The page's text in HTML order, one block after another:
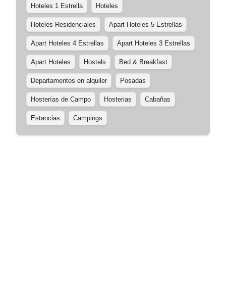
Hoteles 1 Estrella Hoteles
Hoteles Residenciales Apart Hoteles 5 Estrellas
Apart Hoteles 4 Estrellas Apart Hoteles 3 Estrellas
Apart Hoteles Hostels Bed & Breakfast
Departamentos en alquiler Posadas
Hosterías de Campo Hosterias Cabañas
Estancias Campings